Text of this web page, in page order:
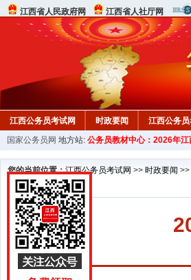
江西省人民政府网 江西省人社厅网
江西公务员考试网 时政要闻 江西公务
行测真题 在线咨询 教材中心
国家公务员网 地方站: 公务员教材中心：2026年
您的当前位置：江西公务员考试网 >> 时政要闻 >>